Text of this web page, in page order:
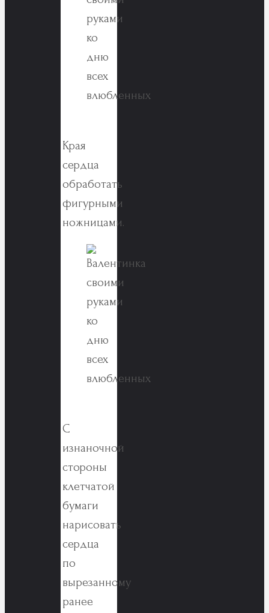
Края
сердца
обработать
фигурными
ножницами.
С
изнаночной
стороны
клетчатой
бумаги
нарисовать
сердца
по
вырезанному
ранее